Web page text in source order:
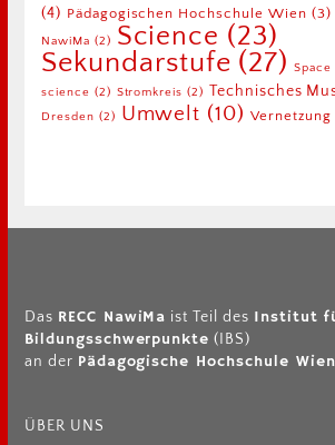
(4) Pädagogischen Hochschule Wien (3)
NawiMa (2) Science (23)
Sekundarstufe (27) Space
science (2) Stromkreis (2) Technisches
Dresden (2) Umwelt (10) Vernetzung
Das RECC NawiMa ist Teil des Institut
Bildungsschwerpunkte (IBS)
an der Pädagogische Hochschule
ÜBER UNS